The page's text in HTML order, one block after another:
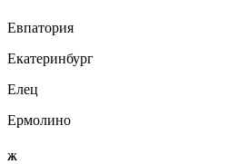
Евпатория
Екатеринбург
Елец
Ермолино
Ж